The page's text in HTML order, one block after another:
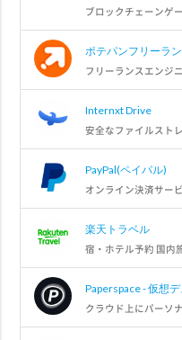
ブロックチェーンゲ
ポテパンフリーラ
フリーランスエンジ
Internxt Drive
安全なファイルスト
PayPal(ペイパル)
オンライン決済サー
楽天トラベル
宿・ホテル予約 国内
Paperspace - 仮想
クラウド上にパーソ